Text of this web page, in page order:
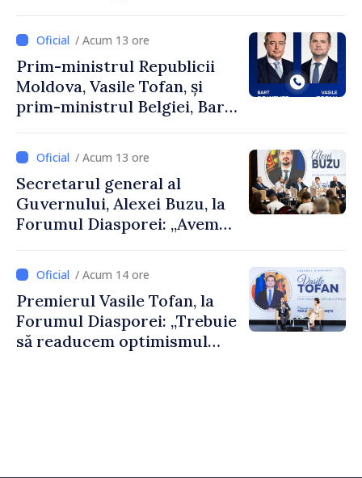
/ Acum 13 ore
Prim-ministrul Republicii
Moldova, Vasile Tofan, și
prim-ministrul Belgiei, Bart
despre parcursul european
al Republicii Moldova.
/ Acum 13 ore
Secretarul general al
Guvernului, Alexei Buzu, la
Forumul Diasporei: „Avem
dumneavoastră pentru a
construi comunități mai
puternice”
/ Acum 14 ore
Premierul Vasile Tofan, la
Forumul Diasporei: „Trebuie
să readucem optimismul